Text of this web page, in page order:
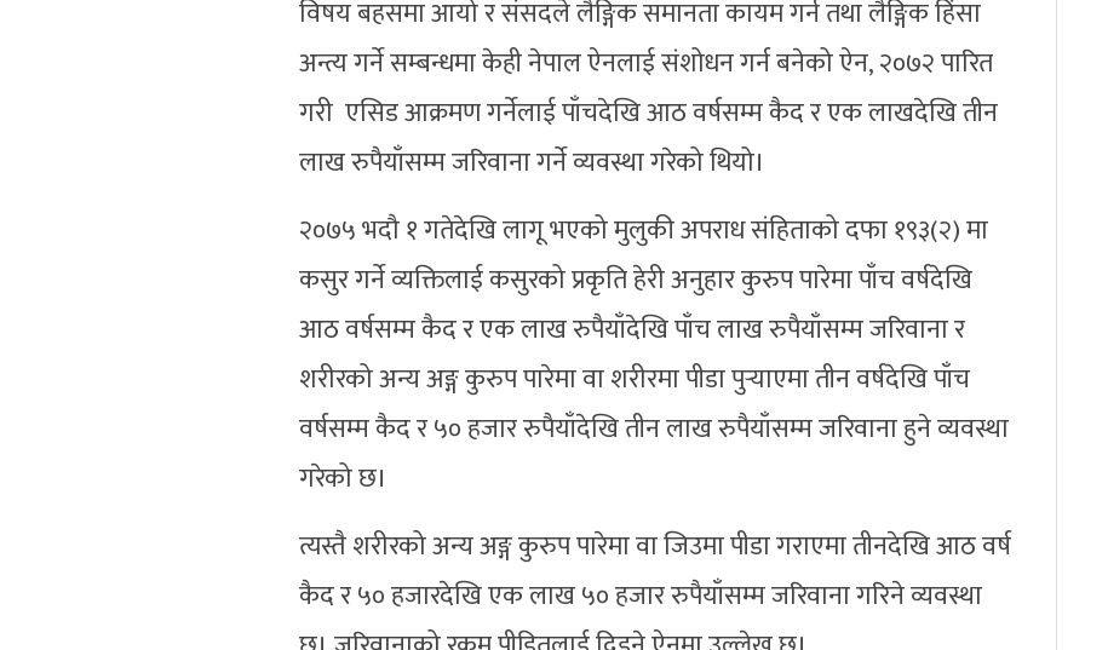
विषय बहसमा आयो र संसदले लैङ्गिक समानता कायम गर्न तथा लैङ्गिक हिंसा
अन्त्य गर्ने सम्बन्धमा केही नेपाल ऐनलाई संशोधन गर्न बनेको ऐन, २०७२ पारित
गरी एसिड आक्रमण गर्नेलाई पाँचदेखि आठ वर्षसम्म कैद र एक लाखदेखि तीन
लाख रुपैयाँसम्म जरिवाना गर्ने व्यवस्था गरेको थियो।
२०७५ भदौ १ गतेदेखि लागू भएको मुलुकी अपराध संहिताको दफा १९३(२) मा
कसुर गर्ने व्यक्तिलाई कसुरको प्रकृति हेरी अनुहार कुरुप पारेमा पाँच वर्षदेखि
आठ वर्षसम्म कैद र एक लाख रुपैयाँदेखि पाँच लाख रुपैयाँसम्म जरिवाना र
शरीरको अन्य अङ्ग कुरुप पारेमा वा शरीरमा पीडा पुर्‍याएमा तीन वर्षदेखि पाँच
वर्षसम्म कैद र ५० हजार रुपैयाँदेखि तीन लाख रुपैयाँसम्म जरिवाना हुने व्यवस्था
गरेको छ।
त्यस्तै शरीरको अन्य अङ्ग कुरुप पारेमा वा जिउमा पीडा गराएमा तीनदेखि आठ वर्ष
कैद र ५० हजारदेखि एक लाख ५० हजार रुपैयाँसम्म जरिवाना गरिने व्यवस्था